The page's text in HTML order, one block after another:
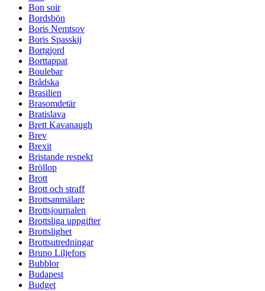
Bon soir
Bordsbön
Boris Nemtsov
Boris Spasskij
Bortgjord
Borttappat
Boulebar
Brådska
Brasilien
Brasomdetär
Bratislava
Brett Kavanaugh
Brev
Brexit
Bristande respekt
Bröllop
Brott
Brott och straff
Brottsanmälare
Brottsjournalen
Brottsliga uppgifter
Brottslighet
Brottsutredningar
Bruno Liljefors
Bubblor
Budapest
Budget